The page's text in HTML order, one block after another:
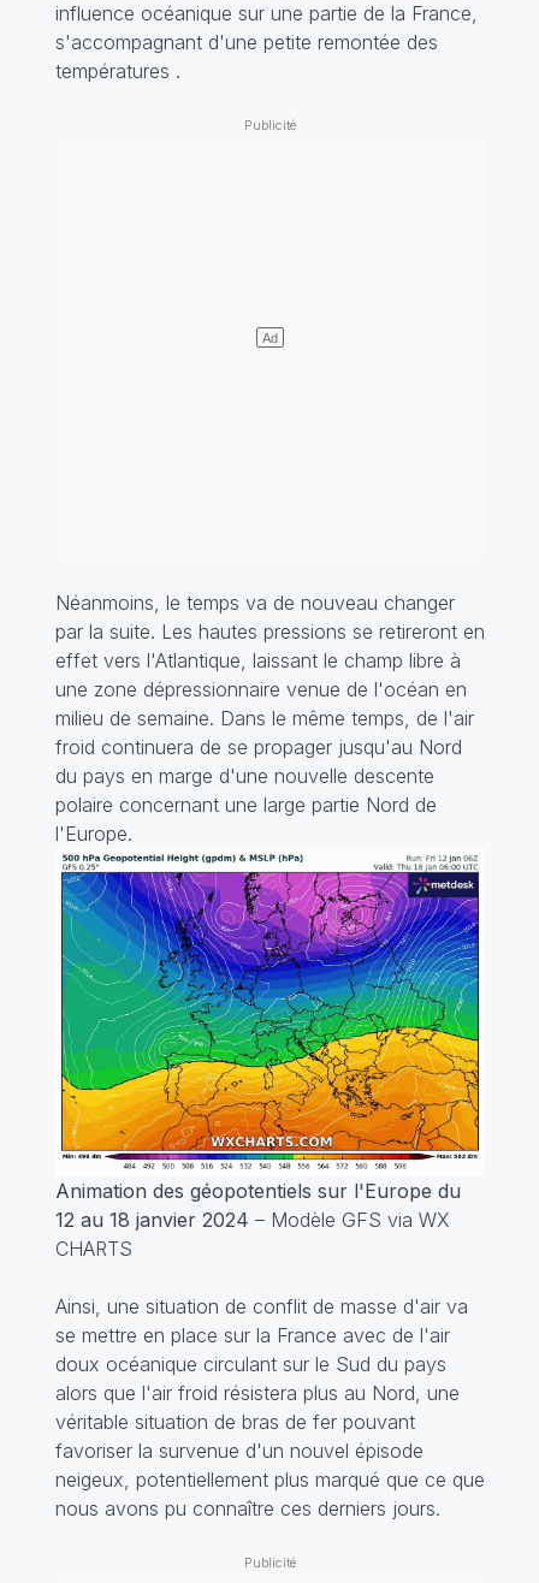
influence océanique sur une partie de la France,
s'accompagnant d'une petite remontée des
températures .
Néanmoins, le temps va de nouveau changer
par la suite. Les hautes pressions se retireront en
effet vers l'Atlantique, laissant le champ libre à
une zone dépressionnaire venue de l'océan en
milieu de semaine. Dans le même temps, de l'air
froid continuera de se propager jusqu'au Nord
du pays en marge d'une nouvelle descente
polaire concernant une large partie Nord de
l'Europe.
Animation des géopotentiels sur l'Europe du
12 au 18 janvier 2024 – Modèle GFS via WX
CHARTS
Ainsi, une situation de conflit de masse d'air va
se mettre en place sur la France avec de l'air
doux océanique circulant sur le Sud du pays
alors que l'air froid résistera plus au Nord, une
véritable situation de bras de fer pouvant
favoriser la survenue d'un nouvel épisode
neigeux, potentiellement plus marqué que ce que
nous avons pu connaître ces derniers jours.